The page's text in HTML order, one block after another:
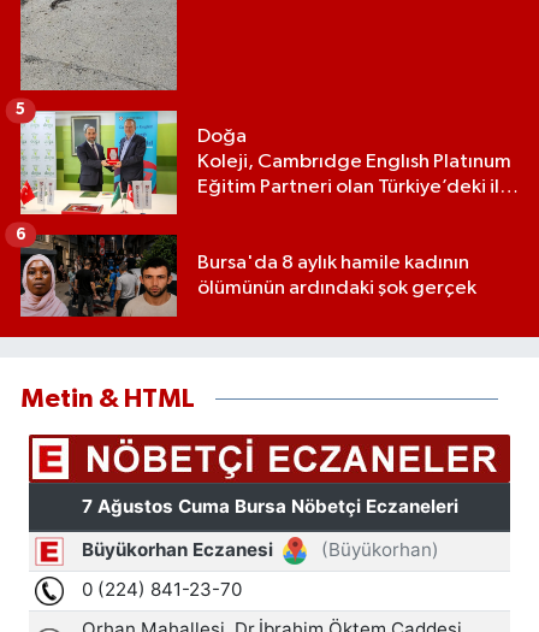
Doğa
Koleji, Cambrıdge Englısh Platınum
Eğitim Partneri olan Türkiye’deki ilk
5
Bursa'da 8 aylık hamile kadının
ölümünün ardındaki şok gerçek
6
Metin & HTML